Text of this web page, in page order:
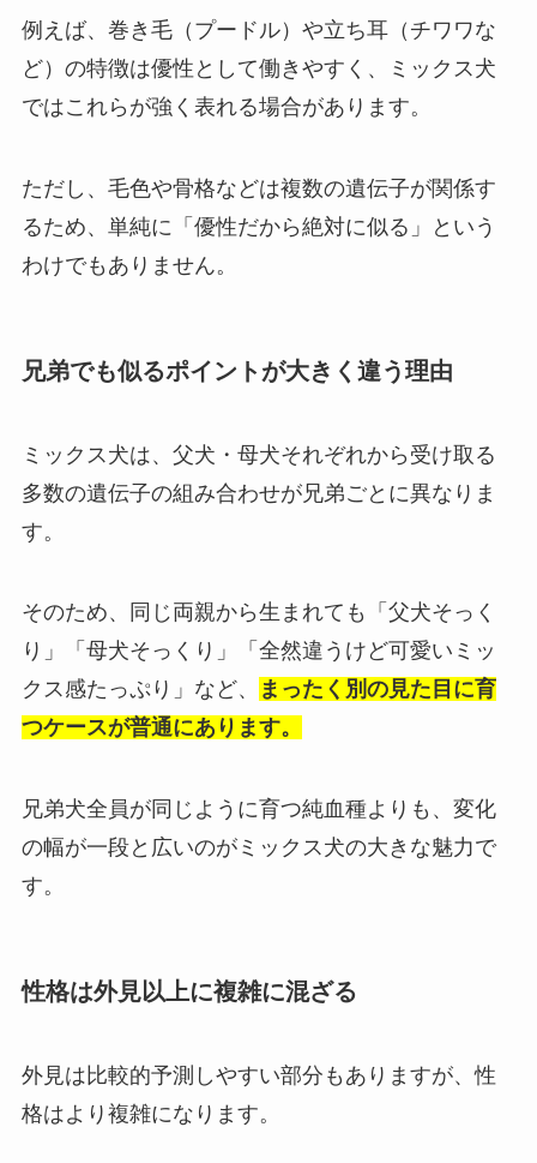
例えば、巻き毛（プードル）や立ち耳（チワワな
ど）の特徴は優性として働きやすく、ミックス犬
ではこれらが強く表れる場合があります。
ただし、毛色や骨格などは複数の遺伝子が関係す
るため、単純に「優性だから絶対に似る」という
わけでもありません。
兄弟でも似るポイントが大きく違う理由
ミックス犬は、父犬・母犬それぞれから受け取る
多数の遺伝子の組み合わせが兄弟ごとに異なりま
す。
そのため、同じ両親から生まれても「父犬そっく
り」「母犬そっくり」「全然違うけど可愛いミッ
クス感たっぷり」など、
まったく別の見た目に育
つケースが普通にあります。
兄弟犬全員が同じように育つ純血種よりも、変化
の幅が一段と広いのがミックス犬の大きな魅力で
す。
性格は外見以上に複雑に混ざる
外見は比較的予測しやすい部分もありますが、性
格はより複雑になります。